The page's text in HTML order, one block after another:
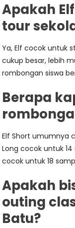
Apakah
tour
Ya, Elf cocok untuk
cukup besar, lebih
rombongan siswa
Berapa
Elf Short umumnya
Long cocok untuk 14
cocok untuk 18
Apakah
outing
Batu?